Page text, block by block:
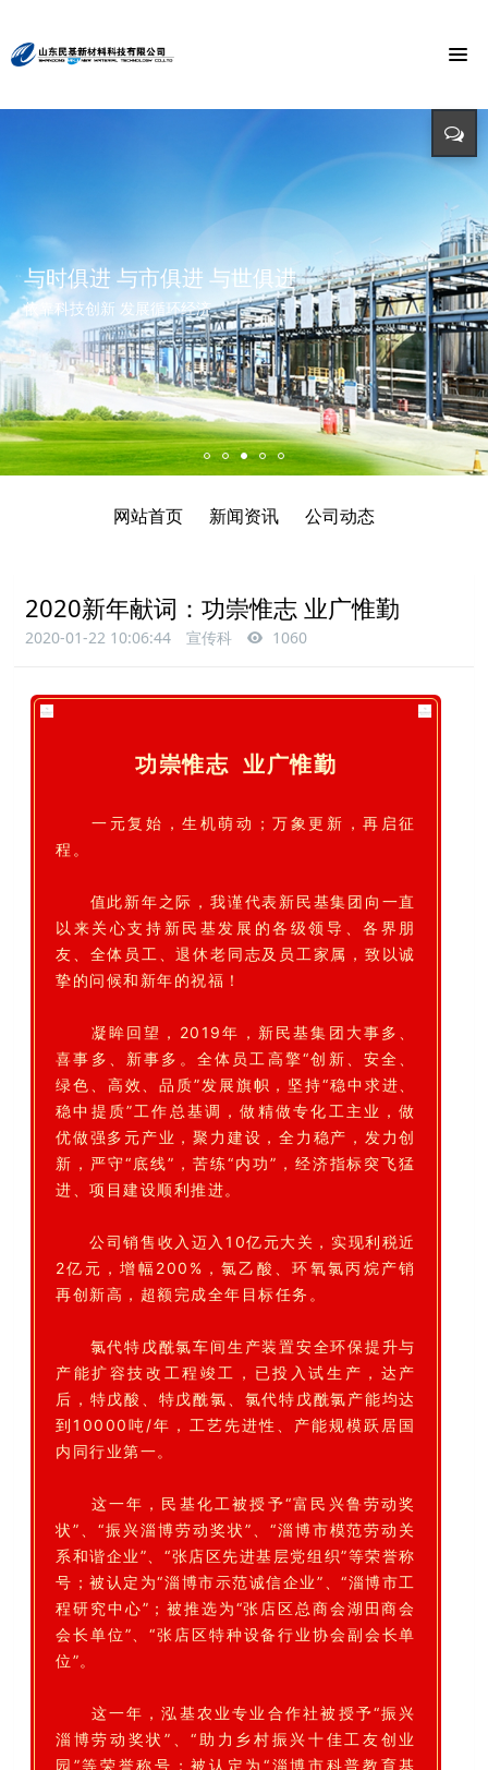
招标公告
招标详情及投标方式请点击查询（测试）
打造氯乙酸世界第一品牌
迈向世界价值链高端 打造世界精细化工绿色基地 创造氯乙酸国际
市场第一品牌
与时俱进 与市俱进 与世俱进
依靠科技创新 发展循环经济
精益求精 铸造品质
立足新起点 开创新局面
节能环保 捍卫能源
投入-产出-资源综合利用
网站首页 新闻资讯 公司动态
2020新年献词：功崇惟志 业广惟勤
2020-01-22 10:06:44 宣传科 1060
功崇惟志 业广惟勤
一元复始，生机萌动；万象更新，再启征
程。
值此新年之际，我谨代表新民基集团向一直
以来关心支持新民基发展的各级领导、各界朋
友、全体员工、退休老同志及员工家属，致以诚
挚的问候和新年的祝福！
凝眸回望，2019年，新民基集团大事多、
喜事多、新事多。全体员工高擎“创新、安全、
绿色、高效、品质”发展旗帜，坚持“稳中求进、
稳中提质”工作总基调，做精做专化工主业，做
优做强多元产业，聚力建设，全力稳产，发力创
新，严守“底线”，苦练“内功”，经济指标突飞猛
进、项目建设顺利推进。
公司销售收入迈入10亿元大关，实现利税近
2亿元，增幅200%，氯乙酸、环氧氯丙烷产销
再创新高，超额完成全年目标任务。
氯代特戊酰氯车间生产装置安全环保提升与
产能扩容技改工程竣工，已投入试生产，达产
后，特戊酸、特戊酰氯、氯代特戊酰氯产能均达
到10000吨/年，工艺先进性、产能规模跃居国
内同行业第一。
这一年，民基化工被授予“富民兴鲁劳动奖
状”、“振兴淄博劳动奖状”、“淄博市模范劳动关
系和谐企业”、“张店区先进基层党组织”等荣誉称
号；被认定为“淄博市示范诚信企业”、“淄博市工
程研究中心”；被推选为“张店区总商会湖田商会
会长单位”、“张店区特种设备行业协会副会长单
位”。
这一年，泓基农业专业合作社被授予“振兴
淄博劳动奖状”、“助力乡村振兴十佳工友创业
园”等荣誉称号；被认定为“淄博市科普教育基